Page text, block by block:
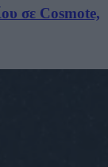
σε Cosmote,